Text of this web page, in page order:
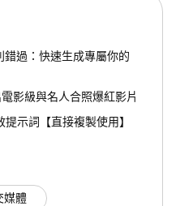
過：快速生成專屬你的
影級與名人合照爆紅影片
示詞【直接複製使用】
媒體